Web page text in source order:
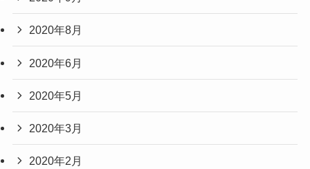
2020年8月
2020年6月
2020年5月
2020年3月
2020年2月